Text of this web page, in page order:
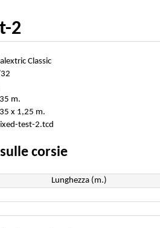
2
Classic
m.
x 1,25 m.
test-2.tcd
corsie
Lunghezza (m.)